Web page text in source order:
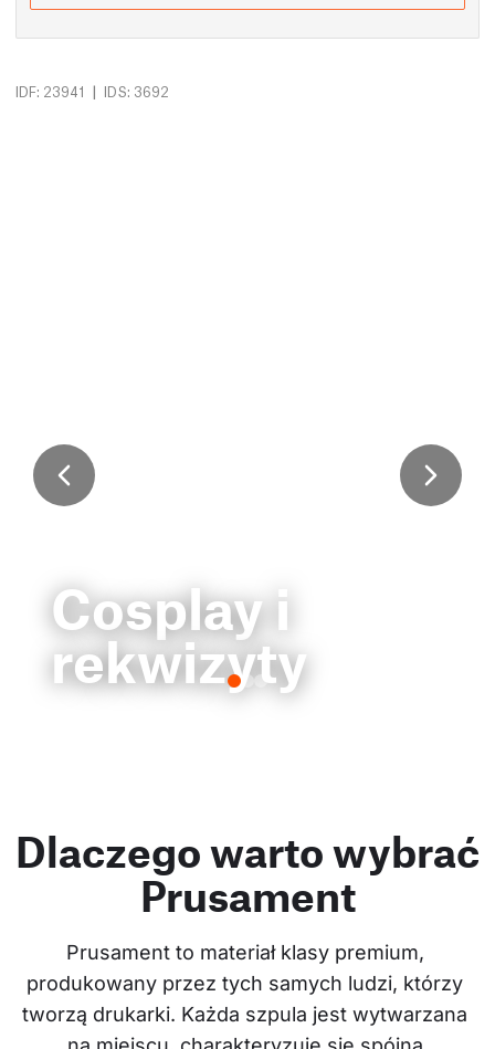
IDF: 23941 | IDS: 3692
Cosplay i
rekwizyty
Dlaczego warto wybrać
Prusament
Prusament to materiał klasy premium,
produkowany przez tych samych ludzi, którzy
tworzą drukarki. Każda szpula jest wytwarzana